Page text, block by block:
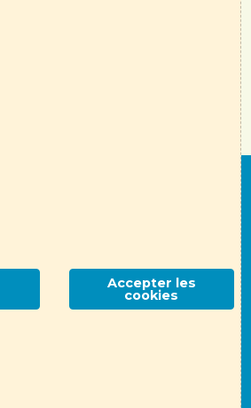
ALTE 69 - 14 place Jules Ferry, 69006 Lyon
Accepter les
cookies